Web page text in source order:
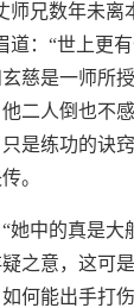
师兄数年未
道：“世上更
慈是一师所
二人倒也不
是练功的诀
。
她中的真是
之意，这可
何能出手打